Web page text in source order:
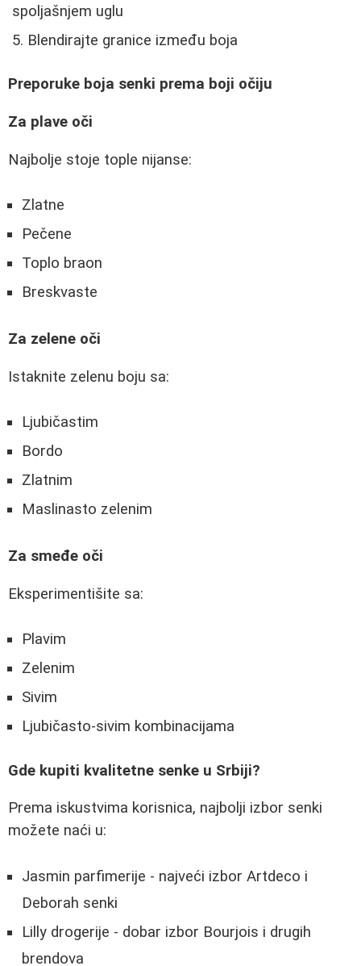
spoljašnjem uglu
Blendirajte granice između boja
Preporuke boja senki prema boji očiju
Za plave oči
Najbolje stoje tople nijanse:
Zlatne
Pečene
Toplo braon
Breskvaste
Za zelene oči
Istaknite zelenu boju sa:
Ljubičastim
Bordo
Zlatnim
Maslinasto zelenim
Za smeđe oči
Eksperimentišite sa:
Plavim
Zelenim
Sivim
Ljubičasto-sivim kombinacijama
Gde kupiti kvalitetne senke u Srbiji?
Prema iskustvima korisnica, najbolji izbor senki
možete naći u:
Jasmin parfimerije - najveći izbor Artdeco i
Deborah senki
Lilly drogerije - dobar izbor Bourjois i drugih
brendova